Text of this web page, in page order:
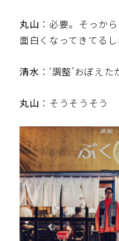
丸山 ：必要。そっか
面白くなってきてる
清水 ：‘調整’おぼえた
丸山 ：そうそうそう